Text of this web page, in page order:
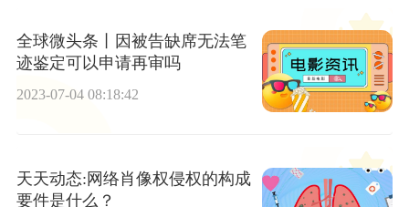
全球微头条丨因被告缺席无法笔
迹鉴定可以申请再审吗
2023-07-04 08:18:42
天天动态:网络肖像权侵权的构成
要件是什么？